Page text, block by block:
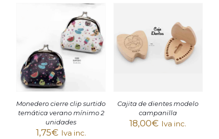
Monedero cierre clip surtido
temática verano mínimo 2
unidades
1,75€ Iva inc.
Cajita de dientes modelo
campanilla
18,00€ Iva inc.